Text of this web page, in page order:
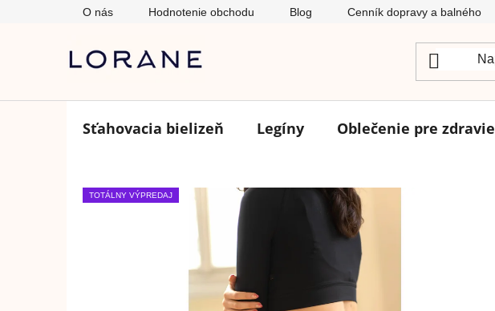
O nás Hodnotenie obchodu Blog Cenník dopravy a balného
Sťahovacia bielizeň Legíny Oblečenie pre zdravie
TOTÁLNY VÝPREDAJ